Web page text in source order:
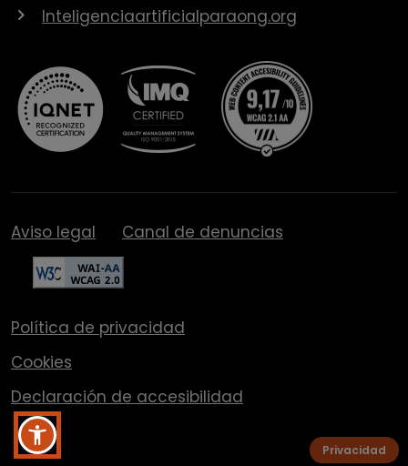
Inteligenciaartificialparaong.org
Aviso legal Canal de denuncias
Política de privacidad
Cookies
Declaración de accesibilidad
Privacidad